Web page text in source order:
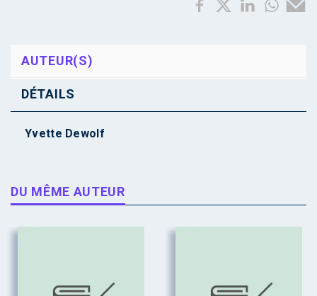
AUTEUR(S)
DÉTAILS
Yvette Dewolf
DU MÊME AUTEUR